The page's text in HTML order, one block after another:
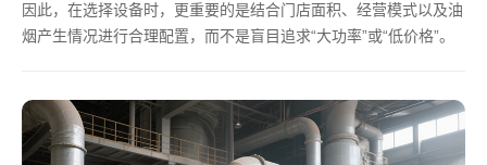
因此，在选择设备时，更重要的是结合门店面积、经营模式以及油
烟产生情况进行合理配置，而不是盲目追求“大功率”或“低价格”。